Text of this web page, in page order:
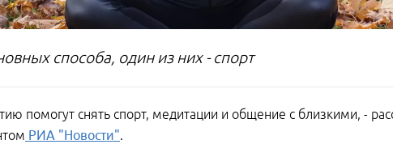
способа, один из них - спорт
помогут снять спорт, медитации и общение с близкими, -
РИА "Новости".